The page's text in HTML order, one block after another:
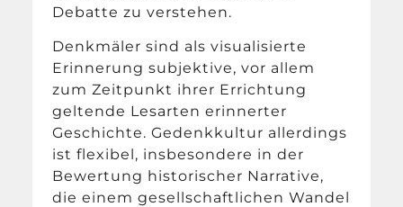
Debatte zu verstehen.
Denkmäler sind als visualisierte
Erinnerung subjektive, vor allem
zum Zeitpunkt ihrer Errichtung
geltende Lesarten erinnerter
Geschichte. Gedenkkultur allerdings
ist flexibel, insbesondere in der
Bewertung historischer Narrative,
die einem gesellschaftlichen Wandel